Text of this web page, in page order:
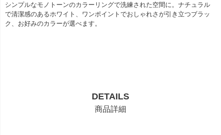
シンプルなモノトーンのカラーリングで洗練された空間に。ナチュラル
で清潔感のあるホワイト、ワンポイントでおしゃれさが引き立つブラッ
ク、お好みのカラーが選べます。
DETAILS
商品詳細